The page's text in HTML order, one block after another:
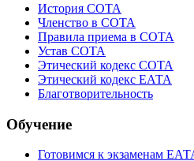
История СОТА
Членство в СОТА
Правила приема в СОТА
Устав СОТА
Этический кодекс СОТА
Этический кодекс ЕАТА
Благотворительность
Обучение
Готовимся к экзаменам